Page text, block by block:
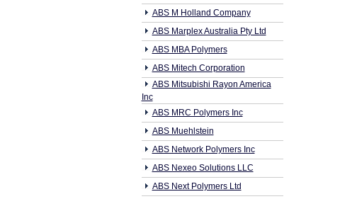
ABS M Holland Company
ABS Marplex Australia Pty Ltd
ABS MBA Polymers
ABS Mitech Corporation
ABS Mitsubishi Rayon America
Inc
ABS MRC Polymers Inc
ABS Muehlstein
ABS Network Polymers Inc
ABS Nexeo Solutions LLC
ABS Next Polymers Ltd